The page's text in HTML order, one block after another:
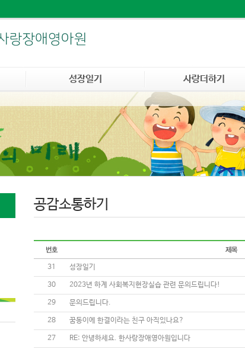
성장일기 사랑더하기
공감소통하기
31 성장일기
30 2023년 하계 사회복지현장실습 관련 문의드립니다!
29 문의드립니다.
28 꿈동이에 한결이라는 친구 아직있나요?
27 RE: 안녕하세요. 한사랑장애영아원입니다